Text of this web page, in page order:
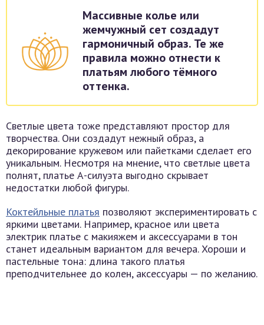
Массивные колье или
жемчужный сет создадут
гармоничный образ. Те же
правила можно отнести к
платьям любого тёмного
оттенка.
Светлые цвета тоже представляют простор для
творчества. Они создадут нежный образ, а
декорирование кружевом или пайетками сделает его
уникальным. Несмотря на мнение, что светлые цвета
полнят, платье А-силуэта выгодно скрывает
недостатки любой фигуры.
Коктейльные платья позволяют экспериментировать с
яркими цветами. Например, красное или цвета
электрик платье с макияжем и аксессуарами в тон
станет идеальным вариантом для вечера. Хороши и
пастельные тона: длина такого платья
преподчительнее до колен, аксессуары — по желанию.